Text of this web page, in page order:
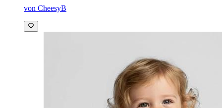
von CheesyB